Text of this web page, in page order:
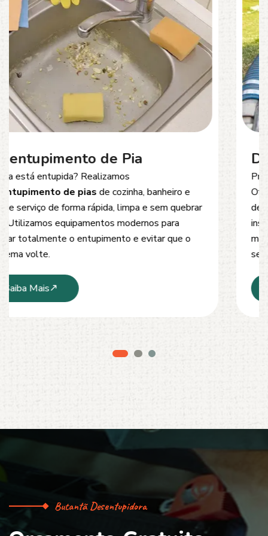
Desentupimento de Esgoto
Problemas comentupimento de esgoto
Oferecemos soluções rápidas e eficientes para
desobstrução de redes de esgoto, caixas de
inspeção e tubulações. Utilizamos equipamentos
modernos e técnicas seguras que garantem um
serviço limpo, ágil e sem danos à estrutura.
Saiba Mais
Butantã Desentupidora